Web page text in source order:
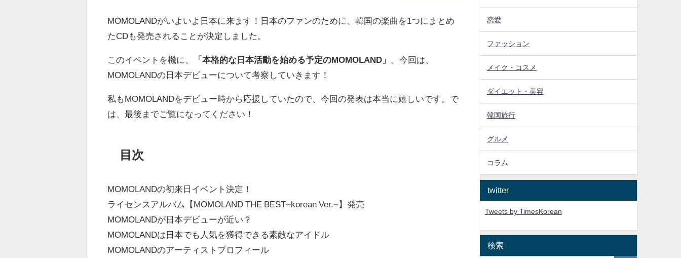
MOMOLANDがいよいよ日本に来ます！日本のファンのために、韓国の楽曲を1つにまとめ
たCDも発売されることが決定しました。
このイベントを機に、 「本格的な日本活動を始める予定のMOMOLAND」
。今回は、
MOMOLANDの日本デビューについて考察していきます！
私もMOMOLANDをデビュー時から応援していたので、今回の発表は本当に嬉しいです。で
は、最後までご覧になってください！
目次
MOMOLANDの初来日イベント決定！
ライセンスアルバム【MOMOLAND THE BEST~korean Ver.~】発売
MOMOLANDが日本デビューが近い？
MOMOLANDは日本でも人気を獲得できる素敵なアイドル
MOMOLANDのアーティストプロフィール
恋愛
ファッション
メイク・コスメ
ダイエット・美容
韓国旅行
グルメ
コラム
twitter
Tweets by TimesKorean
検索